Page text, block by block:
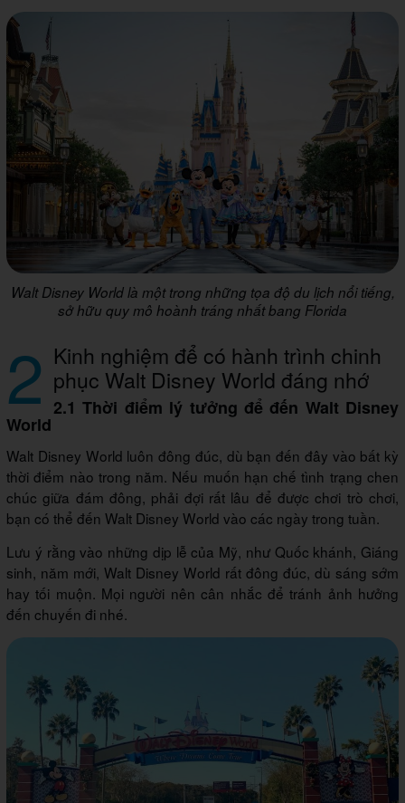
Walt Disney World là một trong những tọa độ du lịch nổi tiếng,
sở hữu quy mô hoành tráng nhất bang Florida
2 Kinh nghiệm để có hành trình chinh
phục Walt Disney World đáng nhớ
2.1 Thời điểm lý tưởng để đến Walt Disney
World
Walt Disney World luôn đông đúc, dù bạn đến đây vào bất kỳ
thời điểm nào trong năm. Nếu muốn hạn chế tình trạng chen
chúc giữa đám đông, phải đợi rất lâu để được chơi trò chơi,
bạn có thể đến Walt Disney World vào các ngày trong tuần.
Lưu ý rằng vào những dịp lễ của Mỹ, như Quốc khánh, Giáng
sinh, năm mới, Walt Disney World rất đông đúc, dù sáng sớm
hay tối muộn. Mọi người nên cân nhắc để tránh ảnh hưởng
đến chuyến đi nhé.